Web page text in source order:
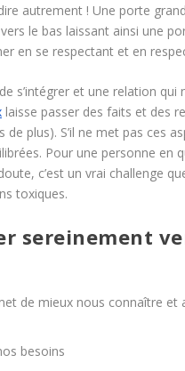
autrement ! Une porte
le bas laissant ainsi une
en se respectant et en
s’intégrer et une relation qui
laisse passer des faits et des
plus). S’il ne met pas ces
Pour une personne en
c’est un vrai challenge
toxiques.
sereinement
de mieux nous connaître et
besoins